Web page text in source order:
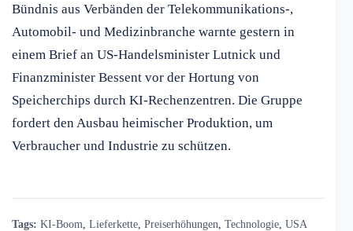
Bündnis aus Verbänden der Telekommunikations-,
Automobil- und Medizinbranche warnte gestern in
einem Brief an US-Handelsminister Lutnick und
Finanzminister Bessent vor der Hortung von
Speicherchips durch KI-Rechenzentren. Die Gruppe
fordert den Ausbau heimischer Produktion, um
Verbraucher und Industrie zu schützen.
Tags: KI-Boom Lieferkette Preiserhöhungen Technologie USA